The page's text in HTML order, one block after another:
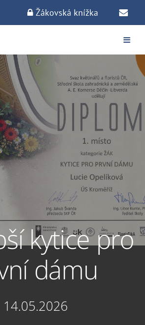
Žákovská knížka
kytice pro
dámu
14.05.2026